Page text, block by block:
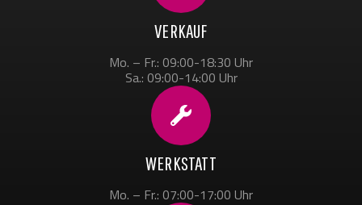
VERKAUF
Mo. – Fr.: 09:00-18:30 Uhr
Sa.: 09:00-14:00 Uhr
WERKSTATT
Mo. – Fr.: 07:00-17:00 Uhr